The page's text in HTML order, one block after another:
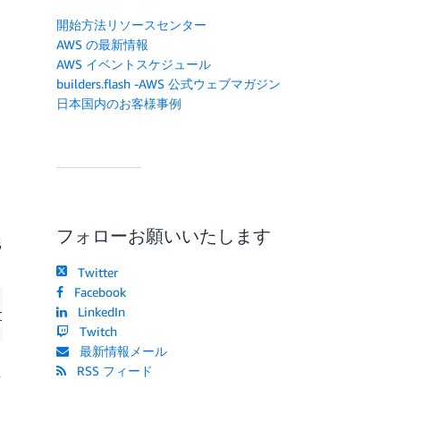
EndPoint >>
開始方法リソースセンター
AWS の最新情報
AWS イベントスケジュール
builders.flash -AWS 公式ウェブマガジン
日本国内のお客様事例
フォローお願いいたします
Twitter
Facebook
LinkedIn
Twitch
最新情報メール
RSS フィード